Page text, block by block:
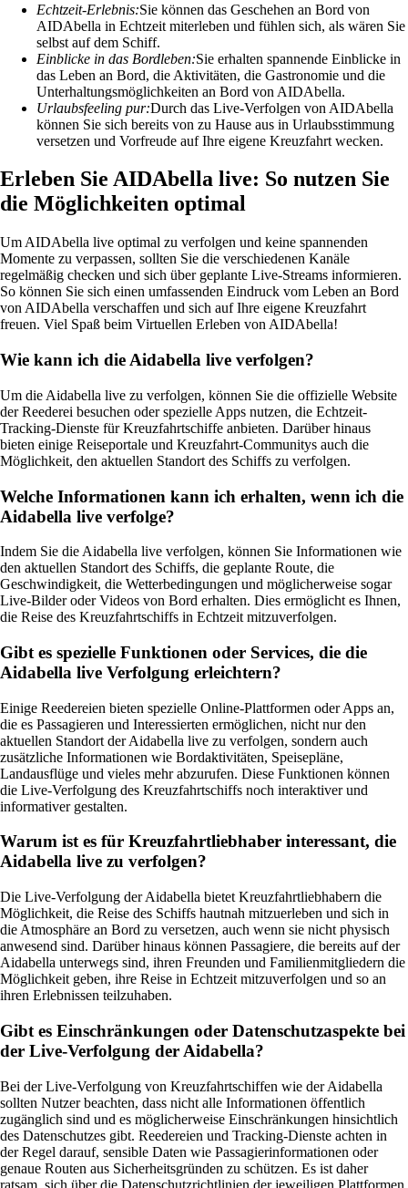
Echtzeit-Erlebnis:Sie können das Geschehen an Bord von
AIDAbella in Echtzeit miterleben und fühlen sich, als wären Sie
selbst auf dem Schiff.
Einblicke in das Bordleben:Sie erhalten spannende Einblicke in
das Leben an Bord, die Aktivitäten, die Gastronomie und die
Unterhaltungsmöglichkeiten an Bord von AIDAbella.
Urlaubsfeeling pur:Durch das Live-Verfolgen von AIDAbella
können Sie sich bereits von zu Hause aus in Urlaubsstimmung
versetzen und Vorfreude auf Ihre eigene Kreuzfahrt wecken.
Erleben Sie AIDAbella live: So nutzen Sie
die Möglichkeiten optimal
Um AIDAbella live optimal zu verfolgen und keine spannenden
Momente zu verpassen, sollten Sie die verschiedenen Kanäle
regelmäßig checken und sich über geplante Live-Streams informieren.
So können Sie sich einen umfassenden Eindruck vom Leben an Bord
von AIDAbella verschaffen und sich auf Ihre eigene Kreuzfahrt
freuen. Viel Spaß beim Virtuellen Erleben von AIDAbella!
Wie kann ich die Aidabella live verfolgen?
Um die Aidabella live zu verfolgen, können Sie die offizielle Website
der Reederei besuchen oder spezielle Apps nutzen, die Echtzeit-
Tracking-Dienste für Kreuzfahrtschiffe anbieten. Darüber hinaus
bieten einige Reiseportale und Kreuzfahrt-Communitys auch die
Möglichkeit, den aktuellen Standort des Schiffs zu verfolgen.
Welche Informationen kann ich erhalten, wenn ich die
Aidabella live verfolge?
Indem Sie die Aidabella live verfolgen, können Sie Informationen wie
den aktuellen Standort des Schiffs, die geplante Route, die
Geschwindigkeit, die Wetterbedingungen und möglicherweise sogar
Live-Bilder oder Videos von Bord erhalten. Dies ermöglicht es Ihnen,
die Reise des Kreuzfahrtschiffs in Echtzeit mitzuverfolgen.
Gibt es spezielle Funktionen oder Services, die die
Aidabella live Verfolgung erleichtern?
Einige Reedereien bieten spezielle Online-Plattformen oder Apps an,
die es Passagieren und Interessierten ermöglichen, nicht nur den
aktuellen Standort der Aidabella live zu verfolgen, sondern auch
zusätzliche Informationen wie Bordaktivitäten, Speisepläne,
Landausflüge und vieles mehr abzurufen. Diese Funktionen können
die Live-Verfolgung des Kreuzfahrtschiffs noch interaktiver und
informativer gestalten.
Warum ist es für Kreuzfahrtliebhaber interessant, die
Aidabella live zu verfolgen?
Die Live-Verfolgung der Aidabella bietet Kreuzfahrtliebhabern die
Möglichkeit, die Reise des Schiffs hautnah mitzuerleben und sich in
die Atmosphäre an Bord zu versetzen, auch wenn sie nicht physisch
anwesend sind. Darüber hinaus können Passagiere, die bereits auf der
Aidabella unterwegs sind, ihren Freunden und Familienmitgliedern die
Möglichkeit geben, ihre Reise in Echtzeit mitzuverfolgen und so an
ihren Erlebnissen teilzuhaben.
Gibt es Einschränkungen oder Datenschutzaspekte bei
der Live-Verfolgung der Aidabella?
Bei der Live-Verfolgung von Kreuzfahrtschiffen wie der Aidabella
sollten Nutzer beachten, dass nicht alle Informationen öffentlich
zugänglich sind und es möglicherweise Einschränkungen hinsichtlich
des Datenschutzes gibt. Reedereien und Tracking-Dienste achten in
der Regel darauf, sensible Daten wie Passagierinformationen oder
genaue Routen aus Sicherheitsgründen zu schützen. Es ist daher
ratsam, sich über die Datenschutzrichtlinien der jeweiligen Plattformen